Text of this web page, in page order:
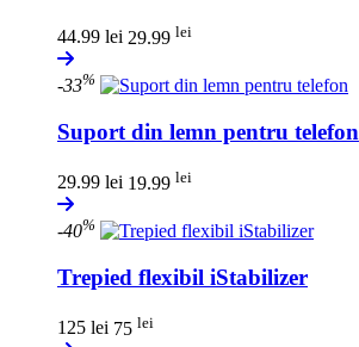
44.99 lei 29.99 lei
-33%
Suport din lemn pentru telefon
29.99 lei 19.99 lei
-40%
Trepied flexibil iStabilizer
125 lei 75 lei